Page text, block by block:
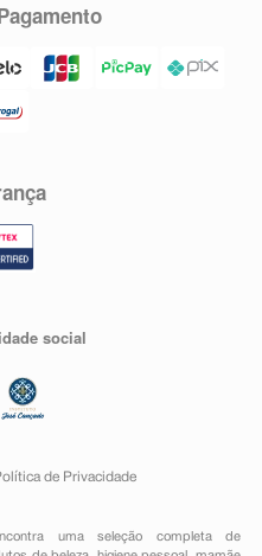
social
de Privacidade
uma seleção completa de